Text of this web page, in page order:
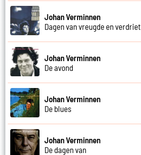
Johan Verminnen
Dagen van vreugde en verdriet
Johan Verminnen
De avond
Johan Verminnen
De blues
Johan Verminnen
De dagen van